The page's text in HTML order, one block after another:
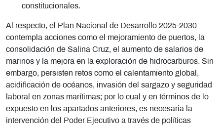
constitucionales.
Al respecto, el Plan Nacional de Desarrollo 2025-2030
contempla acciones como el mejoramiento de puertos, la
consolidación de Salina Cruz, el aumento de salarios de
marinos y la mejora en la exploración de hidrocarburos. Sin
embargo, persisten retos como el calentamiento global,
acidificación de océanos, invasión del sargazo y seguridad
laboral en zonas marítimas; por lo cual y en términos de lo
expuesto en los apartados anteriores, es necesaria la
intervención del Poder Ejecutivo a través de políticas